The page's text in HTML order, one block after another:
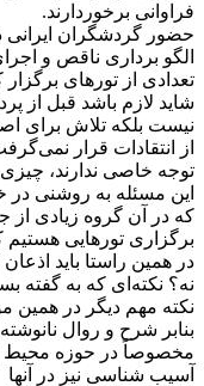
فراوانی برخوردارند.
حضور گردشگران ایرانی
الگو برداری ناقص و
تعدادی از تورهای
شاید لازم باشد قبل از
نیست بلکه تلاش برای
از انتقادات قرار
توجه خاصی ندارند، چیزی
این مسئله به روشنی
که در آن گروه زیادی
برگزاری تور‌ها‌یی
در همین راستا باید
نه؟ نکته‌ای که به گفته
نکته مهم دیگر در همین
بنابر شرح و روال
مخصوصاً در حوزه محیط
آسیب شناسی نیز در آنها